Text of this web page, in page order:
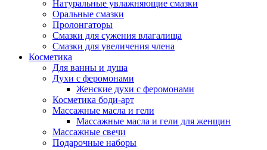
Натуральные увлажняющие смазки
Оральные смазки
Пролонгаторы
Смазки для сужения влагалища
Смазки для увеличения члена
Косметика
Для ванны и душа
Духи с феромонами
Женские духи с феромонами
Косметика боди-арт
Массажные масла и гели
Массажные масла и гели для женщин
Массажные свечи
Подарочные наборы